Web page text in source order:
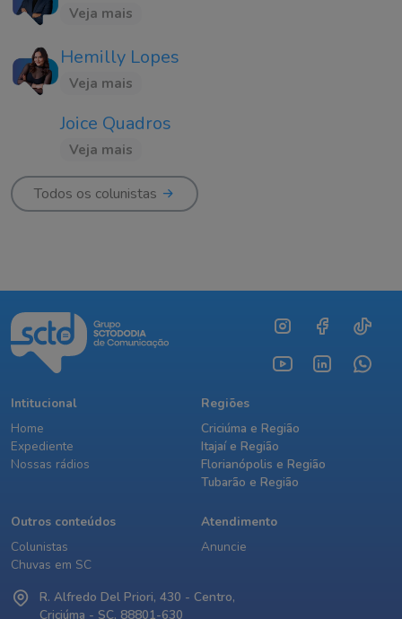
Veja mais
Hemilly Lopes
Veja mais
Joice Quadros
Veja mais
Todos os colunistas
Intitucional
Home
Expediente
Nossas rádios
Regiões
Criciúma e Região
Itajaí e Região
Florianópolis e Região
Tubarão e Região
Outros conteúdos
Colunistas
Chuvas em SC
Atendimento
Anuncie
R. Alfredo Del Priori, 430 - Centro,
Criciúma - SC, 88801-630